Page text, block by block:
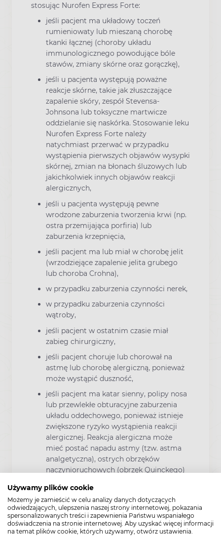
Używamy plików cookie
Możemy je zamieścić w celu analizy danych dotyczących
odwiedzających, ulepszenia naszej strony internetowej, pokazania
spersonalizowanych treści i zapewnienia Państwu wspaniałego
doświadczenia na stronie internetowej. Aby uzyskać więcej informacji
na temat plików cookie, których używamy, otwórz ustawienia.
stosując Nurofen Express Forte:
jeśli pacjent ma układowy toczeń
rumieniowaty lub mieszaną chorobę
tkanki łącznej (choroby układu
immunologicznego powodujące bóle
stawów, zmiany skórne oraz gorączkę),
jeśli u pacjenta występują poważne
reakcje skórne, takie jak złuszczające
zapalenie skóry, zespół Stevensa-
Johnsona lub toksyczne martwicze
oddzielanie się naskórka. Stosowanie leku
Nurofen Express Forte należy
natychmiast przerwać w przypadku
wystąpienia pierwszych objawów wysypki
skórnej, zmian na błonach śluzowych lub
jakichkolwiek innych objawów reakcji
alergicznych,
jeśli u pacjenta występują pewne
wrodzone zaburzenia tworzenia krwi (np.
ostra przemijająca porfiria) lub
zaburzenia krzepnięcia,
jeśli pacjent ma lub miał w chorobę jelit
(wrzodziejące zapalenie jelita grubego
lub choroba Crohna),
w przypadku zaburzenia czynności nerek,
w przypadku zaburzenia czynności
wątroby,
jeśli pacjent w ostatnim czasie miał
zabieg chirurgiczny,
jeśli pacjent choruje lub chorował na
astmę lub chorobę alergiczną, ponieważ
może wystąpić duszność,
jeśli pacjent ma katar sienny, polipy nosa
lub przewlekłe obturacyjne zaburzenia
układu oddechowego, ponieważ istnieje
zwiększone ryzyko wystąpienia reakcji
alergicznej. Reakcja alergiczna może
mieć postać napadu astmy (tzw. astma
analgetyczna), ostrych obrzęków
naczynioruchowych (obrzęk Quinckego)
jeśli pacjent przyjmuje leki mogące
zwiększać ryzyko owrzodzenia lub
krwawienia, takie jak doustne
kortykosteroidy, leki przeciwzakrzepowe